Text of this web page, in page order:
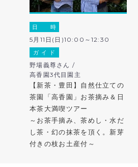
日 時
5月11日(日)10:00～12:30
ガ イ ド
野場義尊さん /
高香園3代目園主
【新茶・豊田】自然仕立ての
茶園「高香園」お茶摘み＆日
本茶大満喫ツアー
～お茶手摘み、茶めし・水だ
し茶・幻の抹茶を頂く。新芽
付きの枝お土産付～